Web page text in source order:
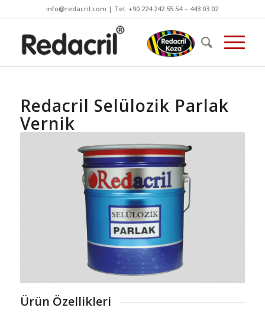
info@redacril.com | Tel: +90 224 242 55 54 – 443 03 02
Redacril Selülozik Parlak
Vernik
Ürün Özellikleri